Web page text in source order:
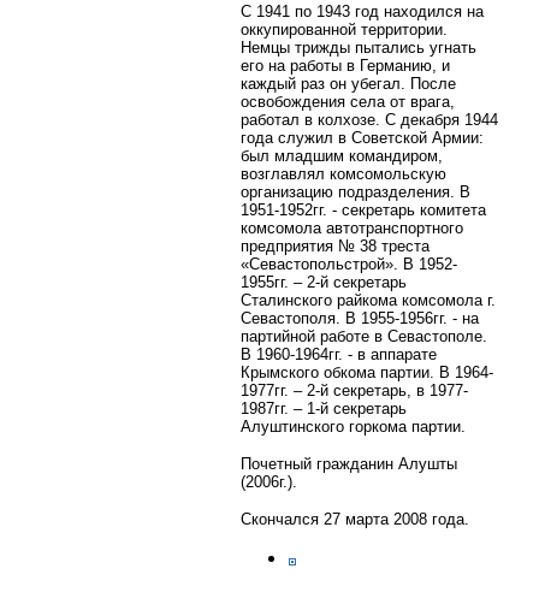
С 1941 по 1943 год находился на
оккупированной территории.
Немцы трижды пытались угнать
его на работы в Германию, и
каждый раз он убегал. После
освобождения села от врага,
работал в колхозе. С декабря 1944
года служил в Советской Армии:
был младшим командиром,
возглавлял комсомольскую
организацию подразделения. В
1951-1952гг. - секретарь комитета
комсомола автотранспортного
предприятия № 38 треста
«Севастопольстрой». В 1952-
1955гг. – 2-й секретарь
Сталинского райкома комсомола г.
Севастополя. В 1955-1956гг. - на
партийной работе в Севастополе.
В 1960-1964гг. - в аппарате
Крымского обкома партии. В 1964-
1977гг. – 2-й секретарь, в 1977-
1987гг. – 1-й секретарь
Алуштинского горкома партии.
Почетный гражданин Алушты
(2006г.).
Скончался 27 марта 2008 года.